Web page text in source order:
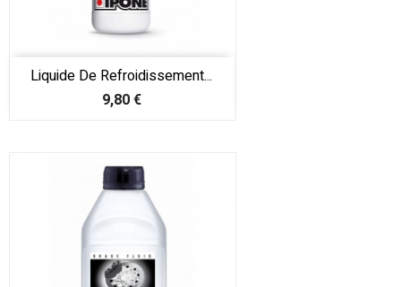
Liquide De Refroidissement...
Prix
9,80 €